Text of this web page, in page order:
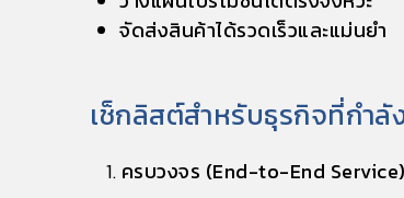
จัดส่งสินค้าได้รวดเร็วและแม่นยำ
เช็กลิสต์สำหรับธุรกิจที่กำ
ครบวงจร (End-to-End Service)